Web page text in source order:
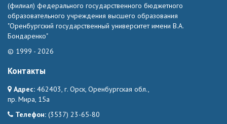
(филиал) федерального государственного бюджетного
образовательного учреждения высшего образования
"Оренбургский государственный университет имени В.А.
Бондаренко"
© 1999 - 2026
Контакты
Адрес: 462403, г. Орск, Оренбургская обл.,
пр. Мира, 15а
Телефон: (3537) 23-65-80